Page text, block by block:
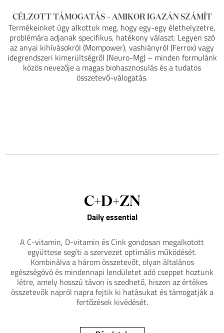
CÉLZOTT TÁMOGATÁS – AMIKOR IGAZÁN SZÁMÍT
Termékeinket úgy alkottuk meg, hogy egy-egy élethelyzetre,
problémára adjanak specifikus, hatékony választ. Legyen szó
az anyai kihívásokról (Mompower), vashiányról (Ferrox) vagy
idegrendszeri kimerültségről (Neuro-Mg) – minden formulánk
közös nevezője a magas biohasznosulás és a tudatos
összetevő-válogatás.
C+D+ZN
Daily essential
A C-vitamin, D-vitamin és Cink gondosan megalkotott
együttese segíti a szervezet optimális működését.
Kombinálva a három összetevőt, olyan általános
egészségóvó és mindennapi lendületet adó cseppet hoztunk
létre, amely hosszú távon is szedhető, hiszen az értékes
összetevők napról napra fejtik ki hatásukat és támogatják a
fertőzések kivédését.